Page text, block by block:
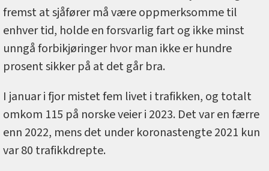
fremst at sjåfører må være oppmerksomme til
enhver tid, holde en forsvarlig fart og ikke minst
unngå forbikjøringer hvor man ikke er hundre
prosent sikker på at det går bra.
I januar i fjor mistet fem livet i trafikken, og totalt
omkom 115 på norske veier i 2023. Det var en færre
enn 2022, mens det under koronastengte 2021 kun
var 80 trafikkdrepte.